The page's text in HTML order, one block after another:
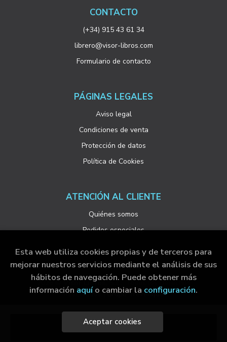
Añadir a mi cesta
CONTACTO
(+34) 915 43 61 34
librero@visor-libros.com
Formulario de contacto
PÁGINAS LEGALES
Aviso legal
Condiciones de venta
Protección de datos
Política de Cookies
ATENCIÓN AL CLIENTE
Quiénes somos
Pedidos especiales
2026 ©Visor Libros, S.L. . Todos los Derechos
Reservados |Grupo Trevenque
Esta web utiliza cookies propias y de terceros para
mejorar nuestros servicios mediante el análisis de sus
hábitos de navegación. Puede obtener más
información aquío cambiar la configuración.
Aceptar cookies